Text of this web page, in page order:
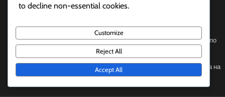
Battle.Net Код за Възстановяване: Възстановяване на кодове по
време на разпродажби, Отстъпки, Пакети
Battle.Net Код за Възстановяване: Проследяване на историята на
възстановяването, Управление на кодове, Уведомления
to decline non-essential cookies.
Customize
Reject All
Accept All